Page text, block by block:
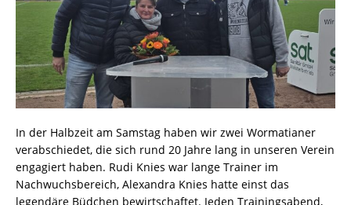
In der Halbzeit am Samstag haben wir zwei Wormatianer
verabschiedet, die sich rund 20 Jahre lang in unseren Verein
engagiert haben. Rudi Knies war lange Trainer im
Nachwuchsbereich, Alexandra Knies hatte einst das
legendäre Büdchen bewirtschaftet. Jeden Trainingsabend,